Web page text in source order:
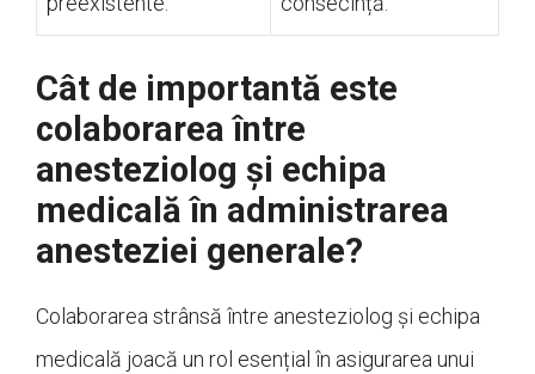
Cât de importantă este
colaborarea între
anesteziolog și echipa
medicală în administrarea
anesteziei generale?
Colaborarea strânsă între anesteziolog și echipa
medicală joacă un rol esențial în asigurarea unui